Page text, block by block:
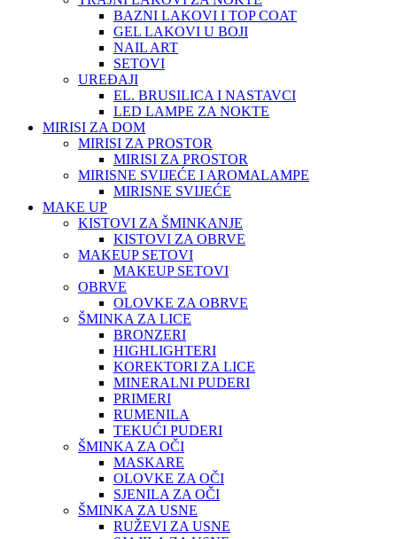
BAZNI LAKOVI I TOP COAT
GEL LAKOVI U BOJI
NAIL ART
SETOVI
UREĐAJI
EL. BRUSILICA I NASTAVCI
LED LAMPE ZA NOKTE
MIRISI ZA DOM
MIRISI ZA PROSTOR
MIRISI ZA PROSTOR
MIRISNE SVIJEĆE I AROMALAMPE
MIRISNE SVIJEĆE
MAKE UP
KISTOVI ZA ŠMINKANJE
KISTOVI ZA OBRVE
MAKEUP SETOVI
MAKEUP SETOVI
OBRVE
OLOVKE ZA OBRVE
ŠMINKA ZA LICE
BRONZERI
HIGHLIGHTERI
KOREKTORI ZA LICE
MINERALNI PUDERI
PRIMERI
RUMENILA
TEKUĆI PUDERI
ŠMINKA ZA OČI
MASKARE
OLOVKE ZA OČI
SJENILA ZA OČI
ŠMINKA ZA USNE
RUŽEVI ZA USNE